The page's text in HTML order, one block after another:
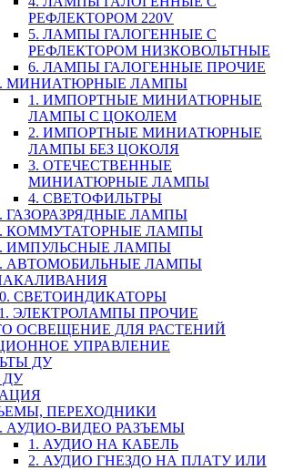
РЕФЛЕКТОРОМ 220V
5. ЛАМПЫ ГАЛОГЕННЫЕ С
РЕФЛЕКТОРОМ НИЗКОВОЛЬТНЫЕ
6. ЛАМПЫ ГАЛОГЕННЫЕ ПРОЧИЕ
МИНИАТЮРНЫЕ ЛАМПЫ
1. ИМПОРТНЫЕ МИНИАТЮРНЫЕ
ЛАМПЫ С ЦОКОЛЕМ
2. ИМПОРТНЫЕ МИНИАТЮРНЫЕ
ЛАМПЫ БЕЗ ЦОКОЛЯ
3. ОТЕЧЕСТВЕННЫЕ
МИНИАТЮРНЫЕ ЛАМПЫ
4. СВЕТОФИЛЬТРЫ
ГАЗОРАЗРЯДНЫЕ ЛАМПЫ
КОММУТАТОРНЫЕ ЛАМПЫ
ИМПУЛЬСНЫЕ ЛАМПЫ
АВТОМОБИЛЬНЫЕ ЛАМПЫ
СВЕТОИНДИКАТОРЫ
ЭЛЕКТРОЛАМПЫ ПРОЧИЕ
ОСВЕЩЕНИЕ ДЛЯ РАСТЕНИЙ
УПРАВЛЕНИЕ
ДУ
ДУ
ПЕРЕХОДНИКИ
АУДИО-ВИДЕО РАЗЪЕМЫ
1. АУДИО НА КАБЕЛЬ
2. АУДИО ГНЕЗДО НА ПЛАТУ ИЛИ